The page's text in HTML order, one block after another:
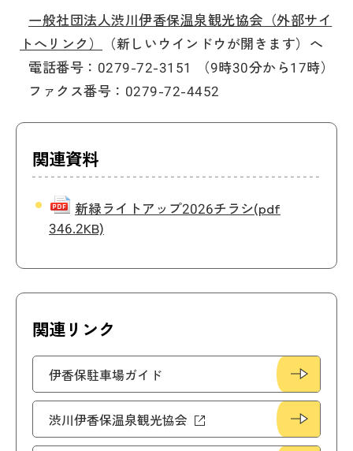
一般社団法人渋川伊香保温泉観光協会（外部サイ
トへリンク）
（新しいウインドウが開きます）へ
電話番号：0279-72-3151 （9時30分から17時）
ファクス番号：0279-72-4452
関連資料
新緑ライトアップ2026チラシ(pdf
346.2KB)
関連リンク
伊香保駐車場ガイド
渋川伊香保温泉観光協会